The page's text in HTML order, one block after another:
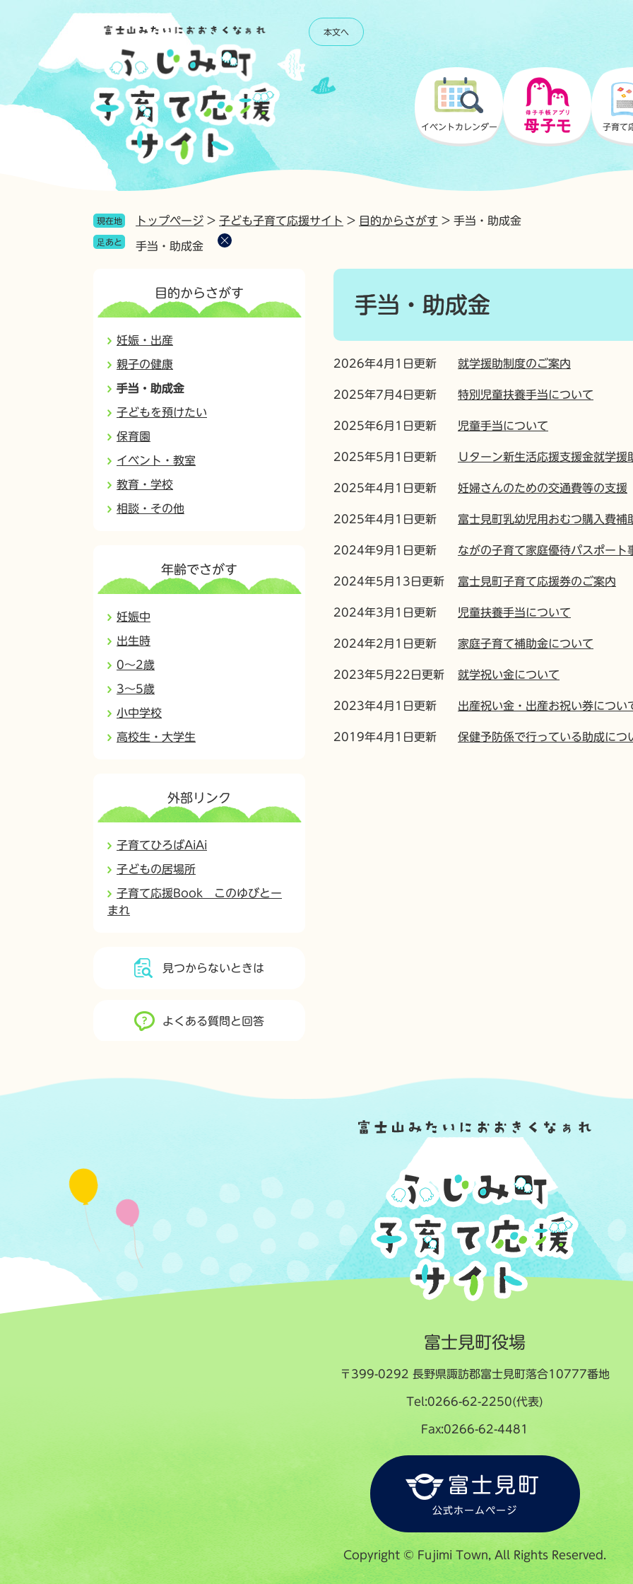
本文へ
イベント カレンダー
母子手帳アプリ
母子モ
子育て
現在地 トップページ > 子ども子育て応援サイト > 目的からさがす > 手当・助成金
足あと 手当・助成金
本
手当・助成金
2026年4月1日更新 就学援助制度のご案内
2025年7月4日更新 特別児童扶養手当について
2025年6月1日更新 児童手当について
2025年5月1日更新 Ｕターン新生活応援支援金就学援
2025年4月1日更新 妊婦さんのための交通費等の支援
2025年4月1日更新 富士見町乳幼児用おむつ購入費補
2024年9月1日更新 ながの子育て家庭優待パスポート
2024年5月13日更新 富士見町子育て応援券のご案内
2024年3月1日更新 児童扶養手当について
2024年2月1日更新 家庭子育て補助金について
2023年5月22日更新 就学祝い金について
2023年4月1日更新 出産祝い金・出産お祝い券につい
2019年4月1日更新 保健予防係で行っている助成につ
目的からさがす
妊娠・出産
親子の健康
手当・助成金
子どもを預けたい
保育園
イベント・教室
教育・学校
相談・その他
年齢でさがす
妊娠中
出生時
0～2歳
3～5歳
小中学校
高校生・大学生
外部リンク
子育てひろばAiAi
子どもの居場所
子育て応援Book このゆびとー
まれ
見つからないときは
よくある質問と回答
富士見町役場
〒399-0292 長野県諏訪郡富士見町落合10777番地
Tel:0266-62-2250(代表)
Fax:0266-62-4481
富士見町
公式ホームページ
Copyright © Fujimi Town, All Rights Reserved.